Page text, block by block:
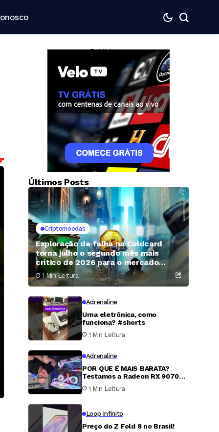
— Publicidade —
Últimos Posts
Criptomoedas
Exploração de falha na Coldcard
torna julho o segundo mês mais
crítico de 2026 para o mercado
cripto
1 Min Leitura
Adrenaline
Urna eletrônica, como
funciona? #shorts
1 Min Leitura
Adrenaline
POR QUE É MAIS BARATA?
Testamos a Radeon RX 9070
XT
1 Min Leitura
Loop Infinito
Preço do Z Fold 8 no Brasil!